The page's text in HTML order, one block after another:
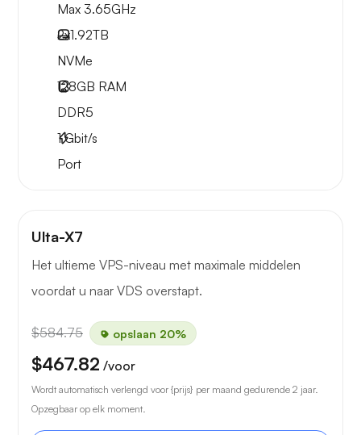
Max 3.65GHz
2x1.92TB
NVMe
128GB RAM
DDR5
1Gbit/s
Port
Ulta-X7
Het ultieme VPS-niveau met maximale middelen
voordat u naar VDS overstapt.
$584.75 opslaan 20%
$467.82 /voor
Wordt automatisch verlengd voor {prijs} per maand gedurende 2 jaar.
Opzegbaar op elk moment.